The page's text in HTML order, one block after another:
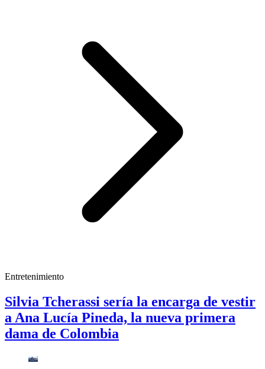
Entretenimiento
Silvia Tcherassi sería la encarga de vestir
a Ana Lucía Pineda, la nueva primera
dama de Colombia